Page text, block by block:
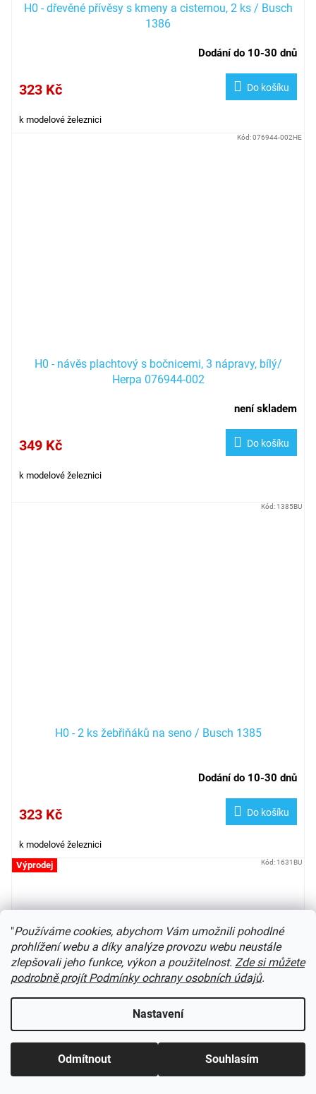
"Používáme cookies, abychom Vám umožnili pohodlné
prohlížení webu a díky analýze provozu webu neustále
zlepšovali jeho funkce, výkon a použitelnost. Zde si můžete
podrobně projít Podmínky ochrany osobních údajů.
Nastavení
Odmítnout Souhlasím
H0 - dřevěné přívěsy s kmeny a cisternou, 2 ks / Busch
1386
Dodání do 10-30 dnů
323 Kč Do košíku
k modelové železnici
H0 - návěs plachtový s bočnicemi, 3 nápravy, bílý/
Herpa 076944-002
není skladem
349 Kč Do košíku
k modelové železnici
Kód:076944-002HE
H0 - 2 ks žebřiňáků na seno / Busch 1385
Dodání do 10-30 dnů
323 Kč Do košíku
k modelové železnici
Kód: 1385BU
Výprodej Kód: 1631BU